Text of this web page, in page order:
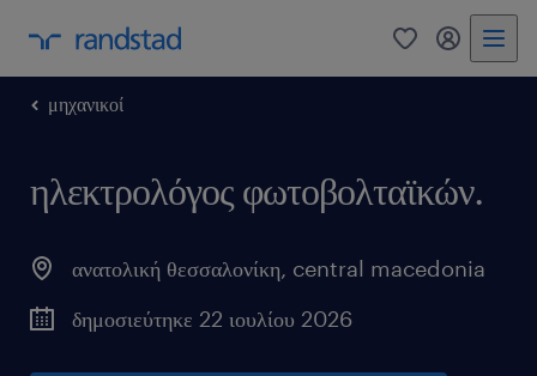
0 my
μηχανικοί
ηλεκτρολόγος φωτοβολταϊκών.
ανατολική θεσσαλονίκη, central macedonia
δημοσιεύτηκε 22 ιουλίου 2026